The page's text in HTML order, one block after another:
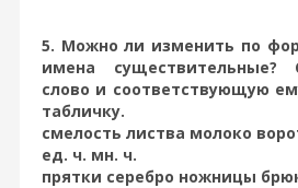
5. Можно ли изменить по
имена существительные?
слово и соответствующую
табличку.
смелость листва молоко
ед. ч. мн. ч.
прятки серебро ножницы